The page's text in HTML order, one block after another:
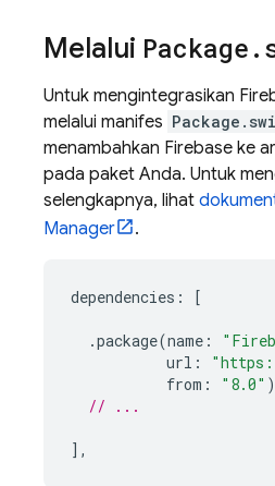
Melalui Package.
Untuk mengintegrasikan
melalui manifes
menambahkan Firebase ke
pada paket Anda. Untuk
selengkapnya, lihat
Manager
.
dependencies : [
.package(name :
url :
from : "8.0"
// ...
],